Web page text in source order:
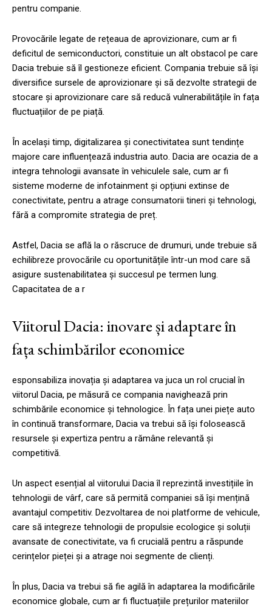
pentru companie.
Provocările legate de rețeaua de aprovizionare, cum ar fi
deficitul de semiconductori, constituie un alt obstacol pe care
Dacia trebuie să îl gestioneze eficient. Compania trebuie să își
diversifice sursele de aprovizionare și să dezvolte strategii de
stocare și aprovizionare care să reducă vulnerabilitățile în fața
fluctuațiilor de pe piață.
În același timp, digitalizarea și conectivitatea sunt tendințe
majore care influențează industria auto. Dacia are ocazia de a
integra tehnologii avansate în vehiculele sale, cum ar fi
sisteme moderne de infotainment și opțiuni extinse de
conectivitate, pentru a atrage consumatorii tineri și tehnologi,
fără a compromite strategia de preț.
Astfel, Dacia se află la o răscruce de drumuri, unde trebuie să
echilibreze provocările cu oportunitățile într-un mod care să
asigure sustenabilitatea și succesul pe termen lung.
Capacitatea de a r
Viitorul Dacia: inovare și adaptare în
fața schimbărilor economice
esponsabiliza inovația și adaptarea va juca un rol crucial în
viitorul Dacia, pe măsură ce compania navighează prin
schimbările economice și tehnologice. În fața unei piețe auto
în continuă transformare, Dacia va trebui să își folosească
resursele și expertiza pentru a rămâne relevantă și
competitivă.
Un aspect esențial al viitorului Dacia îl reprezintă investițiile în
tehnologii de vârf, care să permită companiei să își mențină
avantajul competitiv. Dezvoltarea de noi platforme de vehicule,
care să integreze tehnologii de propulsie ecologice și soluții
avansate de conectivitate, va fi crucială pentru a răspunde
cerințelor pieței și a atrage noi segmente de clienți.
În plus, Dacia va trebui să fie agilă în adaptarea la modificările
economice globale, cum ar fi fluctuațiile prețurilor materiilor